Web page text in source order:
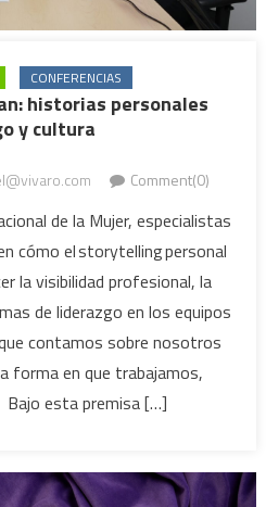
CONFERENCIAS
historias personales
y cultura
Comment(0)
de la Mujer, especialistas
cómo el storytelling personal
la visibilidad profesional, la
de liderazgo en los equipos
contamos sobre nosotros
forma en que trabajamos,
esta premisa […]